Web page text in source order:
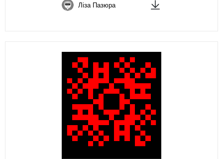
Ліза Пазюра